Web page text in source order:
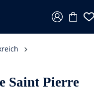
Saint Pierre